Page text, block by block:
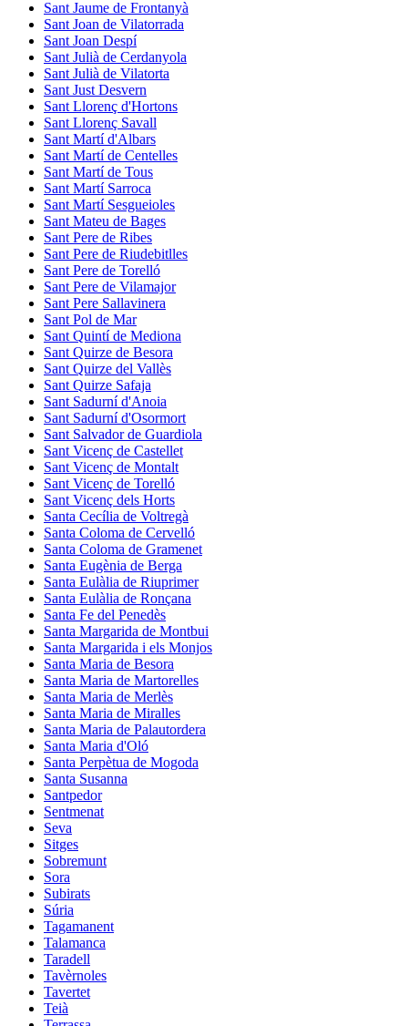
Sant Jaume de Frontanyà
Sant Joan de Vilatorrada
Sant Joan Despí
Sant Julià de Cerdanyola
Sant Julià de Vilatorta
Sant Just Desvern
Sant Llorenç d'Hortons
Sant Llorenç Savall
Sant Martí d'Albars
Sant Martí de Centelles
Sant Martí de Tous
Sant Martí Sarroca
Sant Martí Sesgueioles
Sant Mateu de Bages
Sant Pere de Ribes
Sant Pere de Riudebitlles
Sant Pere de Torelló
Sant Pere de Vilamajor
Sant Pere Sallavinera
Sant Pol de Mar
Sant Quintí de Mediona
Sant Quirze de Besora
Sant Quirze del Vallès
Sant Quirze Safaja
Sant Sadurní d'Anoia
Sant Sadurní d'Osormort
Sant Salvador de Guardiola
Sant Vicenç de Castellet
Sant Vicenç de Montalt
Sant Vicenç de Torelló
Sant Vicenç dels Horts
Santa Cecília de Voltregà
Santa Coloma de Cervelló
Santa Coloma de Gramenet
Santa Eugènia de Berga
Santa Eulàlia de Riuprimer
Santa Eulàlia de Ronçana
Santa Fe del Penedès
Santa Margarida de Montbui
Santa Margarida i els Monjos
Santa Maria de Besora
Santa Maria de Martorelles
Santa Maria de Merlès
Santa Maria de Miralles
Santa Maria de Palautordera
Santa Maria d'Oló
Santa Perpètua de Mogoda
Santa Susanna
Santpedor
Sentmenat
Seva
Sitges
Sobremunt
Sora
Subirats
Súria
Tagamanent
Talamanca
Taradell
Tavèrnoles
Tavertet
Teià